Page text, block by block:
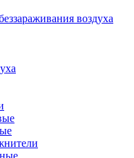
воздуха